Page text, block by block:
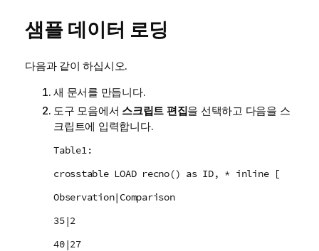
샘플 데이터 로딩
다음과 같이 하십시오.
새 문서를 만듭니다.
도구 모음에서 스크립트 편집을 선택하고 다음을 스
크립트에 입력합니다.
Table1:
crosstable LOAD recno() as ID, * inline [
Observation|Comparison
35|2
40|27